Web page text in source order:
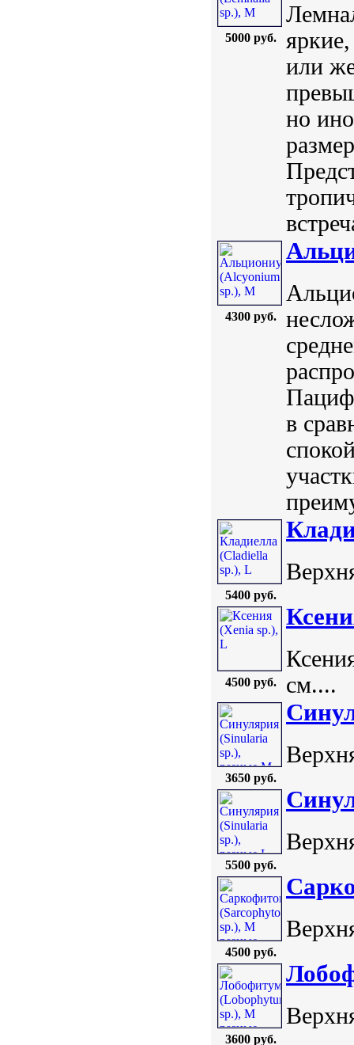
5000 руб.
или
но
4300 руб.
в
5400 руб.
4500 руб.
см....
3650 руб.
5500 руб.
4500 руб.
3600 руб.